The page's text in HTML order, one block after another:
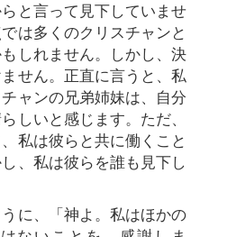
と言って見下していませ
は多くのクリスチャンと
しれません。しかし、決
せん。正直に言うと、私
ャンの兄弟姉妹は、自分
しいと感じます。ただ、
私は彼らと共に働くこと
、私は彼らを誰も見下し
、「神よ。私はほかの